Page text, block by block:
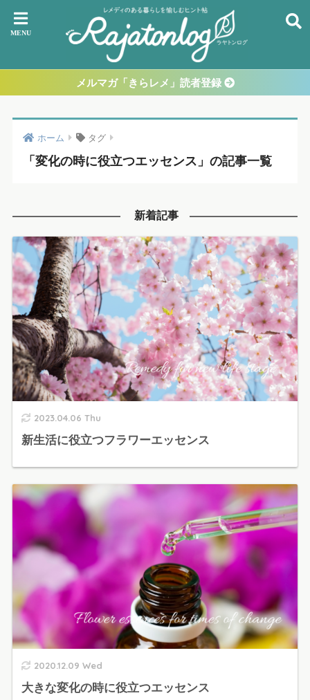
メルマガ「きらレメ」読者登録
ホーム タグ
「変化の時に役立つエッセンス」の記事一覧
新着記事
2023.04.06 Thu
新生活に役立つフラワーエッセンス
2020.12.09 Wed
大きな変化の時に役立つエッセンス